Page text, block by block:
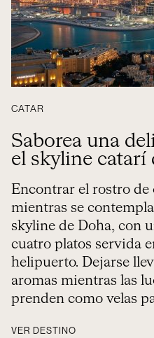
CATAR
Saborea una
el skyline catarí
Encontrar el rostro de
mientras se
skyline de Doha, con
cuatro platos servida
helipuerto. Dejarse
aromas mientras las
prenden como velas
VER DESTINO